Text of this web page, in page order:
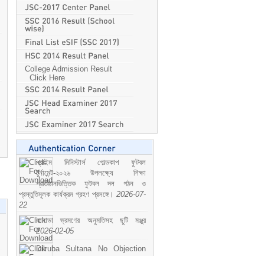
College Admission Result
Click Here
প্রাইম মিনিস্টার্স গোল্ডকাপ ফুটবল
টুর্নামেন্ট-২০২৬ উপলক্ষ্যে শিক্ষা
প্রতিষ্ঠানভিত্তিক ফুটবল দল গঠন ও
প্রস্তুতিমূলক কার্যক্রম গ্রহণ প্রসঙ্গে। 2026-07-
22
কানাডা ভ্রমণের অনুমতিসহ ছুটি মঞ্জুর
2026-02-05
Dilruba Sultana No Objection